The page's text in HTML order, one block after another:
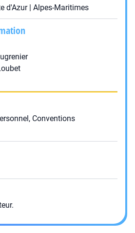
d'Azur | Alpes-Maritimes
Conventions